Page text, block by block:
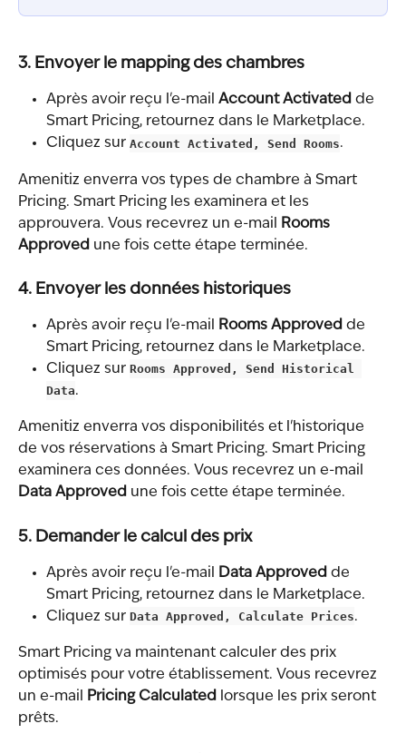
3. Envoyer le mapping des chambres
Après avoir reçu l'e-mail Account Activated de
Smart Pricing, retournez dans le Marketplace.
Cliquez sur Account Activated, Send Rooms.
Amenitiz enverra vos types de chambre à Smart
Pricing. Smart Pricing les examinera et les
approuvera. Vous recevrez un e-mail
Rooms
Approved une fois cette étape terminée.
4. Envoyer les données historiques
Après avoir reçu l'e-mail Rooms Approved de
Smart Pricing, retournez dans le Marketplace.
Cliquez sur Rooms Approved, Send Historical
Data.
Amenitiz enverra vos disponibilités et l'historique
de vos réservations à Smart Pricing. Smart Pricing
examinera ces données. Vous recevrez un e-mail
Data Approved une fois cette étape terminée.
5. Demander le calcul des prix
Après avoir reçu l'e-mail Data Approved de
Smart Pricing, retournez dans le Marketplace.
Cliquez sur Data Approved, Calculate Prices.
Smart Pricing va maintenant calculer des prix
optimisés pour votre établissement. Vous recevrez
un e-mail
Pricing Calculated lorsque les prix seront
prêts.